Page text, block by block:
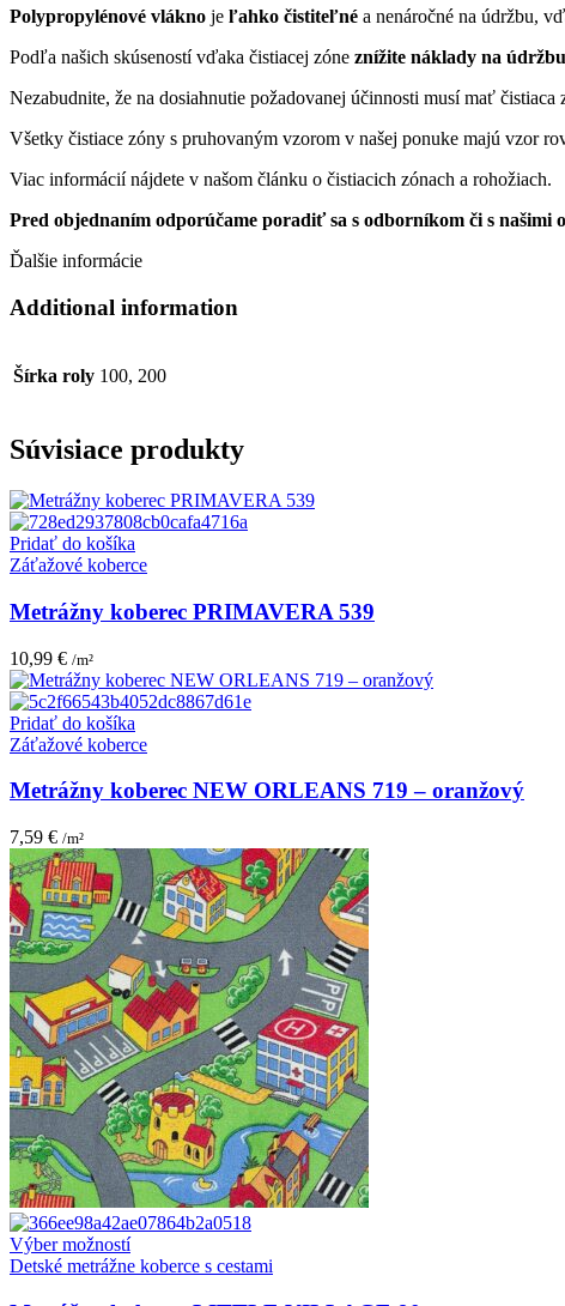
Polypropylénové vlákno je ľahko čistiteľné a nenáročné na údržbu,
Podľa našich skúseností vďaka čistiacej zóne znížite náklady na
Nezabudnite, že na dosiahnutie požadovanej účinnosti musí mať
Všetky čistiace zóny s pruhovaným vzorom v našej ponuke majú vzor
Viac informácií nájdete v našom článku o čistiacich zónach a rohožiach.
Pred objednaním odporúčame poradiť sa s odborníkom či s našimi
Ďalšie informácie
Additional information
Šírka roly 100, 200
Súvisiace produkty
Pridať do košíka
Záťažové koberce
Metrážny koberec PRIMAVERA 539
10,99 € /m²
Pridať do košíka
Záťažové koberce
Metrážny koberec NEW ORLEANS 719 – oranžový
7,59 € /m²
Výber možnostíTento
produkt
Detské metrážne koberce s cestami